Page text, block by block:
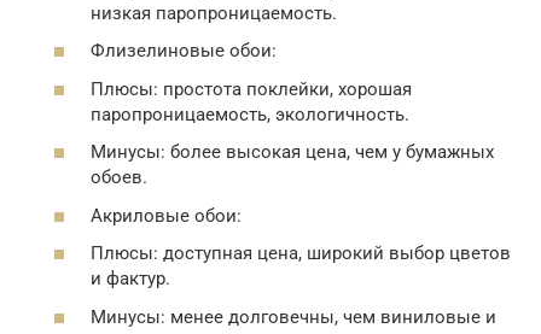
низкая паропроницаемость.
Флизелиновые обои:
Плюсы: простота поклейки, хорошая
паропроницаемость, экологичность.
Минусы: более высокая цена, чем у бумажных
обоев.
Акриловые обои:
Плюсы: доступная цена, широкий выбор цветов
и фактур.
Минусы: менее долговечны, чем виниловые и